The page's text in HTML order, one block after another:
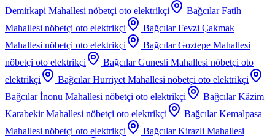
Demirkapi Mahallesi nöbetçi oto elektrikçi
Bağcılar Fatih
Mahallesi nöbetçi oto elektrikçi
Bağcılar Fevzi Çakmak
Mahallesi nöbetçi oto elektrikçi
Bağcılar Goztepe Mahallesi
nöbetçi oto elektrikçi
Bağcılar Gunesli Mahallesi nöbetçi oto
elektrikçi
Bağcılar Hurriyet Mahallesi nöbetçi oto elektrikçi
Bağcılar İnonu Mahallesi nöbetçi oto elektrikçi
Bağcılar Kâzim
Karabekir Mahallesi nöbetçi oto elektrikçi
Bağcılar Kemalpasa
Mahallesi nöbetçi oto elektrikçi
Bağcılar Kirazli Mahallesi